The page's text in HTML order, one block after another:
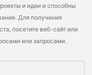
и идеи и способны
Для получения
посетите веб-сайт или
или запросами.